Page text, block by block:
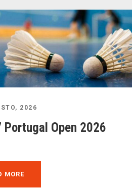
2026
Portugal Open 2026
MORE